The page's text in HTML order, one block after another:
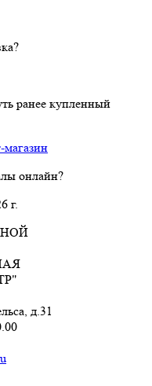
ранее купленный
магазин
онлайн?
г.
д.31